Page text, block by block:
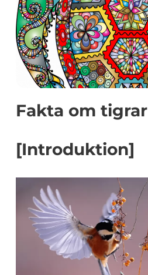
Fakta om tigrar
[Introduktion]